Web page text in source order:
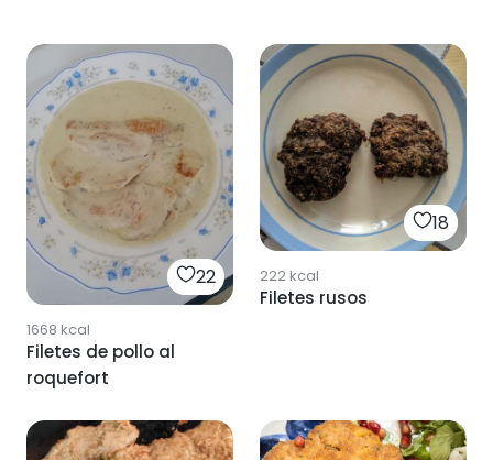
22
1668 kcal
Filetes de pollo al
roquefort
18
222kcal
Filetes rusos